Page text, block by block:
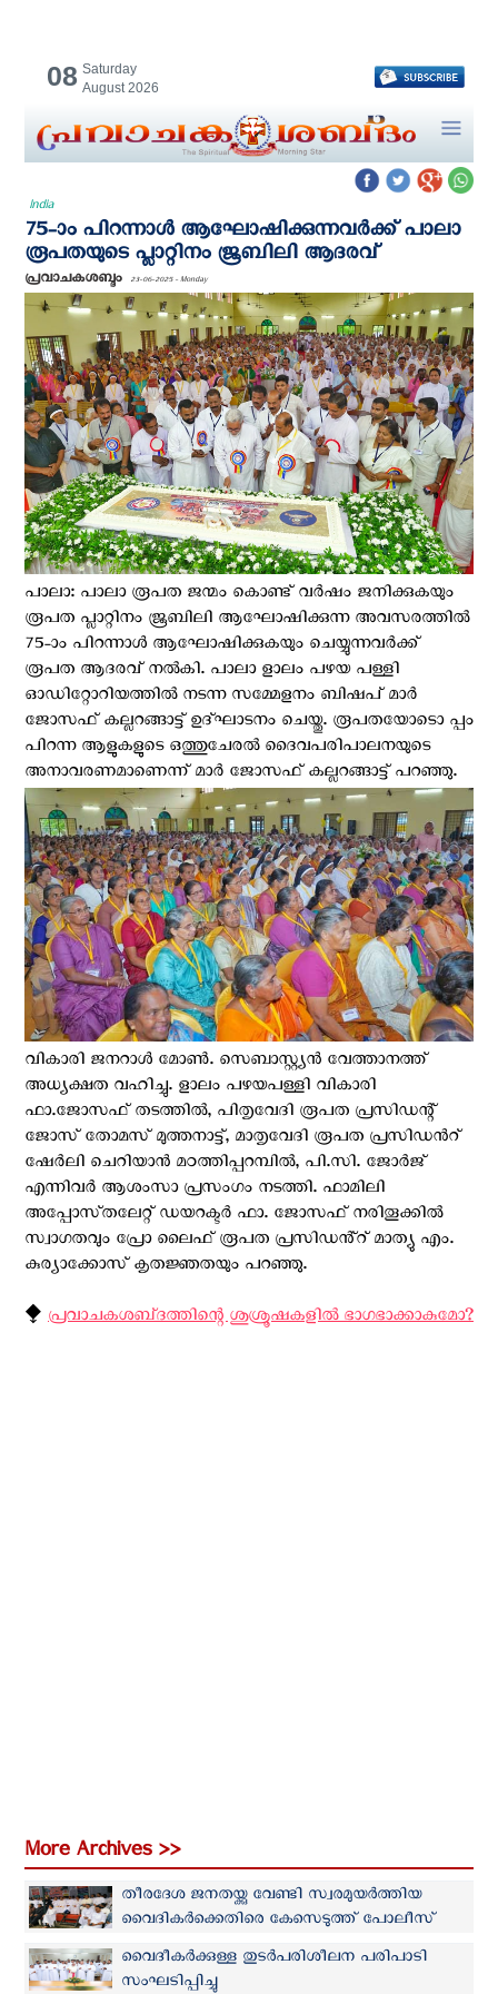
08 Saturday
August 2026
India
75-ാം പിറന്നാൾ ആഘോഷിക്കുന്നവര്‍ക്ക് പാലാ
രൂപതയുടെ പ്ലാറ്റിനം ജൂബിലി ആദരവ്
പ്രവാചകശബ്ദം 23-06-2025 - Monday
പാലാ: പാലാ രൂപത ജന്മം കൊണ്ട് വർഷം ജനിക്കുകയും
രൂപത പ്ലാറ്റിനം ജൂബിലി ആഘോഷിക്കുന്ന അവസരത്തിൽ
75-ാം പിറന്നാൾ ആഘോഷിക്കുകയും ചെയ്യുന്നവർക്ക്
രൂപത ആദരവ് നൽകി. പാലാ ളാലം പഴയ പള്ളി
ഓഡിറ്റോറിയത്തിൽ നടന്ന സമ്മേളനം ബിഷപ് മാർ
ജോസഫ് കല്ലറങ്ങാട്ട് ഉദ്ഘാടനം ചെയ്തു‌. രൂപതയോടൊ പ്പം
പിറന്ന ആളുകളുടെ ഒത്തുചേരൽ ദൈവപരിപാലനയുടെ
അനാവരണമാണെന്ന് മാർ ജോസഫ് കല്ലറങ്ങാട്ട് പറഞ്ഞു.
വികാരി ജനറാൾ മോൺ. സെബാസ്റ്റ്യൻ വേത്താനത്ത്
അധ്യക്ഷത വഹിച്ചു. ളാലം പഴയപള്ളി വികാരി
ഫാ.ജോസഫ് തടത്തിൽ, പിതൃവേദി രൂപത പ്രസിഡന്റ്
ജോസ് തോമസ് മുത്തനാട്ട്, മാതൃവേദി രൂപത പ്രസിഡന്‍റ്
ഷേർലി ചെറിയാൻ മഠത്തിപ്പറമ്പിൽ, പി.സി. ജോർജ്
എന്നിവർ ആശംസാ പ്രസംഗം നടത്തി. ഫാമിലി
അപ്പോസ്‌തലേറ്റ് ഡയറക്ടർ ഫാ. ജോസഫ് നരിതൂക്കിൽ
സ്വാഗതവും പ്രോ ലൈഫ് രൂപത പ്രസിഡൻ്റ് മാത്യു എം.
കുര്യാക്കോസ് കൃതജ്ഞതയും പറഞ്ഞു.
⧪ പ്രവാചകശബ്‌ദത്തിന്റെ ശുശ്രൂഷകളില്‍ ഭാഗഭാക്കാകുമോ?
More Archives >>
തീരദേശ ജനതയ്ക്കു വേണ്ടി സ്വരമുയര്‍ത്തിയ
വൈദികര്‍ക്കെതിരെ കേസെടുത്ത് പോലീസ്
വൈദീകർക്കുള്ള തുടർപരിശീലന പരിപാടി
സംഘടിപ്പിച്ചു